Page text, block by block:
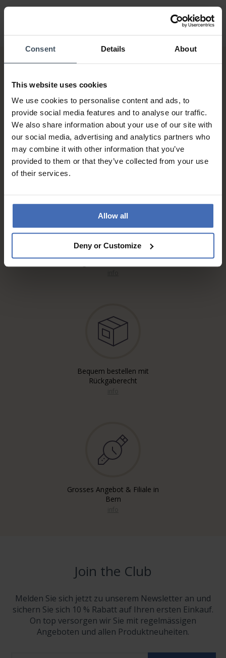
Consent Details About
This website uses cookies
We use cookies to personalise content and ads, to
provide social media features and to analyse our traffic.
We also share information about your use of our site with
our social media, advertising and analytics partners who
may combine it with other information that you’ve
provided to them or that they’ve collected from your use
of their services.
Allow all
Deny or Customize
Rechnung & Ratenzahlung bis
5'000.-
info
Kostenloser* Versand,
eingeschrieben & A-Post
Bequem bestellen mit
Rückgaberecht
Grosses Angebot & Filiale in
Bern
Join the Club
Melden Sie sich jetzt zu unserem Newsletter an und
sichern Sie sich 10 % Rabatt auf Ihren ersten Einkauf.
On top versorgen wir Sie mit regelmässigen
Angeboten und allen Produktneuheiten.